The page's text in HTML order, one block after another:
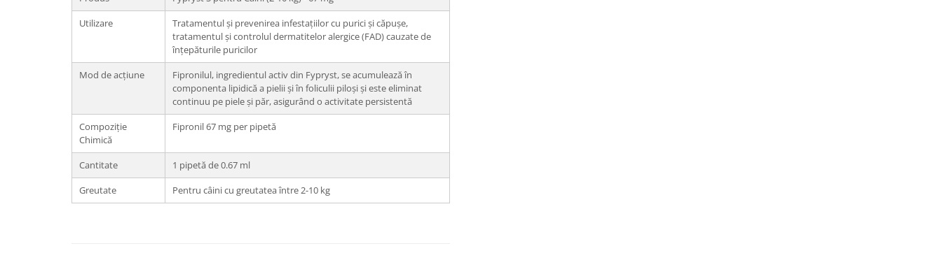
Utilizare
Tratamentul și prevenirea infestațiilor cu purici și căpușe,
tratamentul și controlul dermatitelor alergice (FAD) cauzate de
înțepăturile puricilor
Mod de acțiune
Fipronilul, ingredientul activ din Fypryst, se acumulează în
componenta lipidică a pielii și în foliculii piloși și este eliminat
continuu pe piele și păr, asigurând o activitate persistentă
Compoziție
Chimică
Fipronil 67 mg per pipetă
Cantitate
1 pipetă de 0.67 ml
Greutate
Pentru câini cu greutatea între 2-10 kg